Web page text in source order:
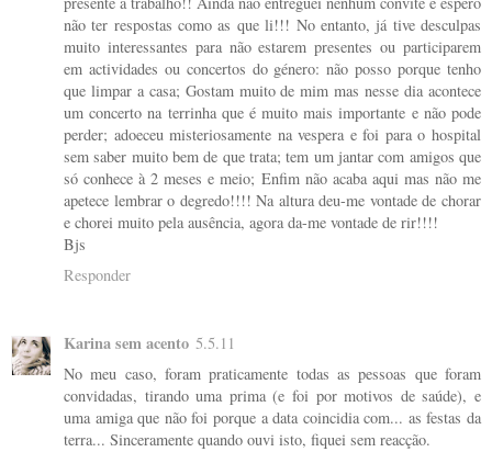
não ter respostas como as que li!!! No entanto, já tive desculpas
muito interessantes para não estarem presentes ou participarem
em actividades ou concertos do género: não posso porque tenho
que limpar a casa; Gostam muito de mim mas nesse dia acontece
um concerto na terrinha que é muito mais importante e não pode
perder; adoeceu misteriosamente na vespera e foi para o hospital
sem saber muito bem de que trata; tem um jantar com amigos que
só conhece à 2 meses e meio; Enfim não acaba aqui mas não me
apetece lembrar o degredo!!!! Na altura deu-me vontade de chorar
e chorei muito pela ausência, agora da-me vontade de rir!!!!
Bjs
Responder
Karina sem acento 5.5.11
No meu caso, foram praticamente todas as pessoas que foram
convidadas, tirando uma prima (e foi por motivos de saúde), e
uma amiga que não foi porque a data coincidia com... as festas da
terra... Sinceramente quando ouvi isto, fiquei sem reacção.